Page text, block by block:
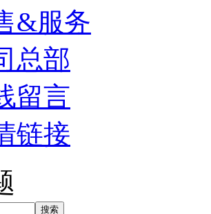
&服务
总部
留言
链接